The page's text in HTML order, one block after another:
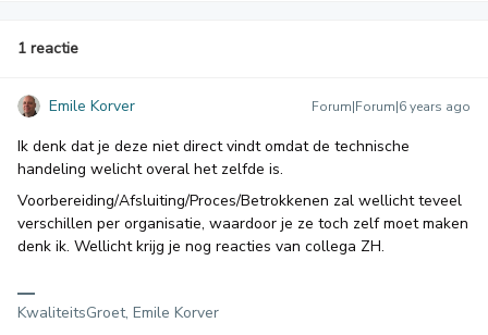
1 reactie
Emile Korver Forum|Forum|6 years ago
Ik denk dat je deze niet direct vindt omdat de technische
handeling welicht overal het zelfde is.
Voorbereiding/Afsluiting/Proces/Betrokkenen zal wellicht teveel
verschillen per organisatie, waardoor je ze toch zelf moet maken
denk ik. Wellicht krijg je nog reacties van collega ZH.
KwaliteitsGroet, Emile Korver